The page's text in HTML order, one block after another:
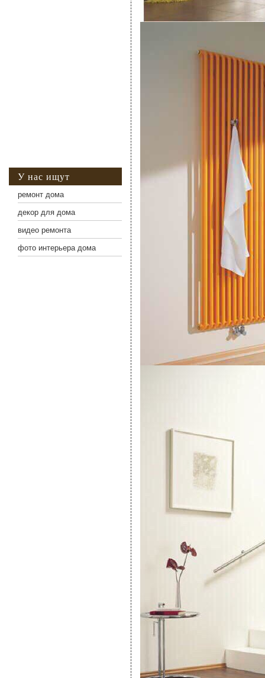
У нас ищут
ремонт дома
декор для дома
видео ремонта
фото интерьера дома